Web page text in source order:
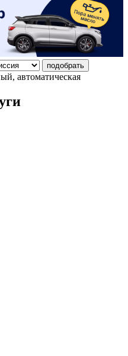
подобрать
автоматическая